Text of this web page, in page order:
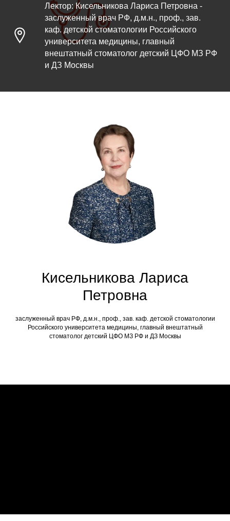
Лектор: Кисельникова Лариса Петровна -
заслуженный врач РФ, д.м.н., проф., зав.
каф. детской стоматологии Российского
университета медицины, главный
внештатный стоматолог детский ЦФО МЗ РФ
и ДЗ Москвы
Кисельникова Лариса
Петровна
заслуженный врач РФ, д.м.н., проф., зав. каф. детской стоматологии
Российского университета медицины, главный внештатный
стоматолог детский ЦФО МЗ РФ и ДЗ Москвы